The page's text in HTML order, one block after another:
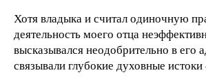
Хотя владыка и считал одиночную
деятельность моего отца
высказывался неодобрительно в его
связывали глубокие духовные